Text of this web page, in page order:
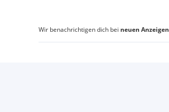
Wir benachrichtigen dich bei neuen Anzeigen